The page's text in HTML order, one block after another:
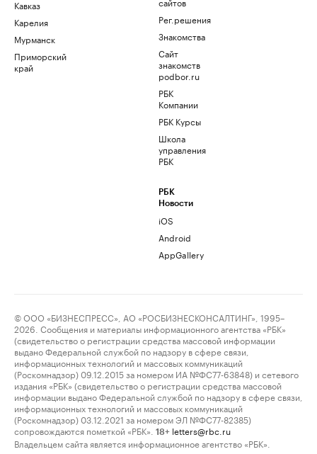
Кавказ
Карелия
Мурманск
Приморский
край
Рег.решения
Знакомства
Сайт
знакомств
podbor.ru
РБК
Компании
РБК Курсы
Школа
управления
РБК
РБК
Новости
iOS
Android
AppGallery
© ООО «БИЗНЕСПРЕСС», АО «РОСБИЗНЕСКОНСАЛТИНГ», 1995–
2026. Сообщения и материалы информационного агентства «РБК»
(свидетельство о регистрации средства массовой информации
выдано Федеральной службой по надзору в сфере связи,
информационных технологий и массовых коммуникаций
(Роскомнадзор) 09.12.2015 за номером ИА №ФС77-63848) и сетевого
издания «РБК» (свидетельство о регистрации средства массовой
информации выдано Федеральной службой по надзору в сфере связи,
информационных технологий и массовых коммуникаций
(Роскомнадзор) 03.12.2021 за номером ЭЛ №ФС77-82385)
сопровождаются пометкой «РБК».
18+ letters@rbc.ru
Владельцем сайта является информационное агентство «РБК».